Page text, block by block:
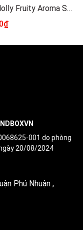
Baby Molly Fruity Aroma Series - Sachet Pendant Blind Box
001 do phòng
20/08/2024
Phú Nhuận ,